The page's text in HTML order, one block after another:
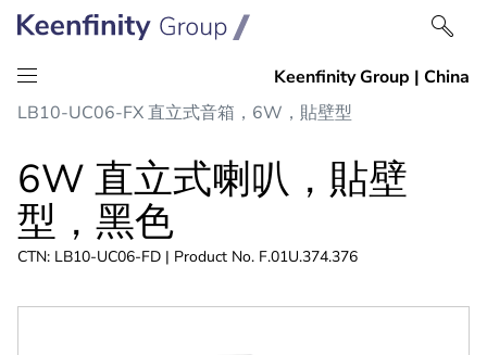
LB10-UC06-FX 直立式音箱，6W，貼壁型
6W 直立式喇叭，貼壁
型，黑色
CTN: LB10-UC06-FD | Product No. F.01U.374.376